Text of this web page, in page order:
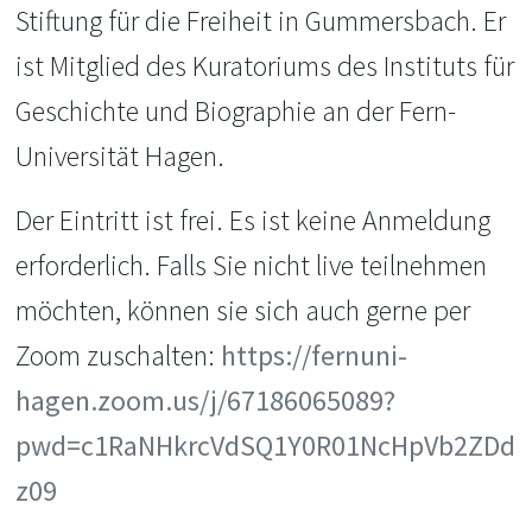
Stiftung für die Freiheit in Gummersbach. Er
ist Mitglied des Kuratoriums des Instituts für
Geschichte und Biographie an der Fern-
Universität Hagen.
Der Eintritt ist frei. Es ist keine Anmeldung
erforderlich. Falls Sie nicht live teilnehmen
möchten, können sie sich auch gerne per
Zoom zuschalten: https://fernuni-
hagen.zoom.us/j/67186065089?
pwd=c1RaNHkrcVdSQ1Y0R01NcHpVb2ZDd
z09